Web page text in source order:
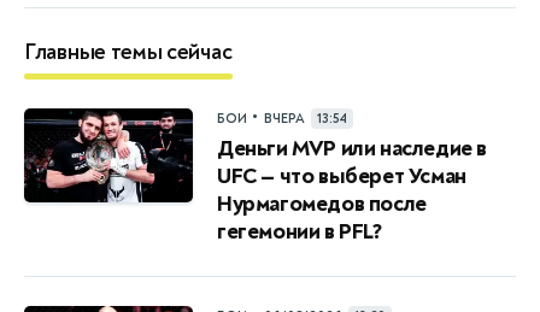
Главные темы сейчас
БОИ • ВЧЕРА 13:54
Деньги MVP или наследие в
UFC — что выберет Усман
Нурмагомедов после
гегемонии в PFL?